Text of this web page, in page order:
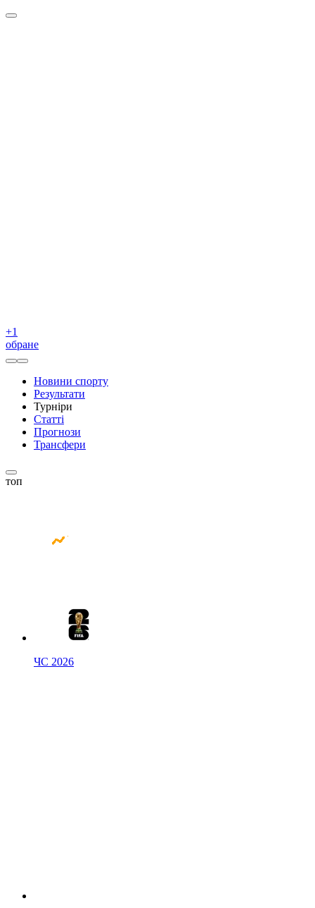
+1
обране
Новини спорту
Результати
Турніри
Статті
Прогнози
Трансфери
топ
ЧС 2026